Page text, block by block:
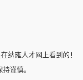
纳雍人才网上看到的！
谨慎。